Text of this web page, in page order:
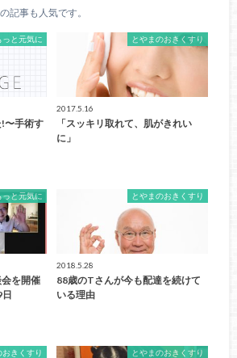
記事も人気です。
と元気に
〜手術す
とやまのおきくすり
2017.5.16
「スッキリ取れて、肌がきれい
に」
と元気に
を開催
とやまのおきくすり
2018.5.28
88歳のTさんが今も配達を続けて
いる理由
おきくすり とやまのおきくすり